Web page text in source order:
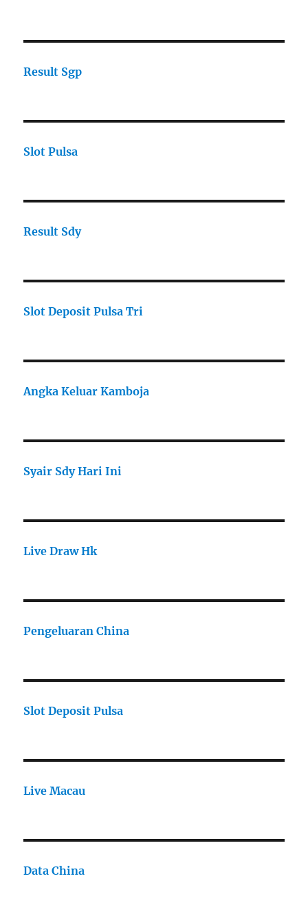
Result Sgp
Slot Pulsa
Result Sdy
Slot Deposit Pulsa Tri
Angka Keluar Kamboja
Syair Sdy Hari Ini
Live Draw Hk
Pengeluaran China
Slot Deposit Pulsa
Live Macau
Data China